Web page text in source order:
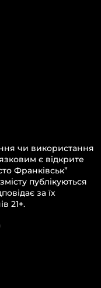
чи використання
є відкрите
Франківськ”
публікуються
за їх
21+.